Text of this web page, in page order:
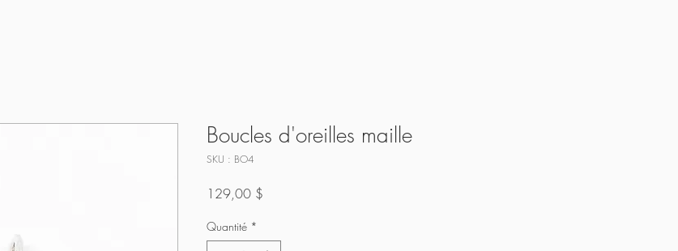
Boucles d'oreilles maille
SKU : BO4
129,00 $
Quantité *